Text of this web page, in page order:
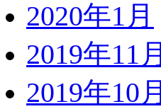
2020年1月
2019年11月
2019年10月